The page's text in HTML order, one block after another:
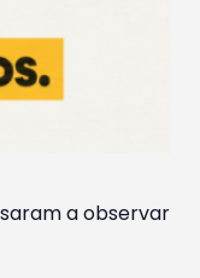
a observar